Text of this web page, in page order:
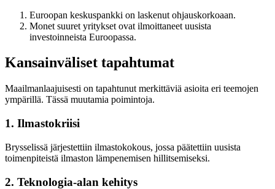
Euroopan keskuspankki on laskenut ohjauskorkoaan.
Monet suuret yritykset ovat ilmoittaneet uusista
investoinneista Euroopassa.
Kansainväliset tapahtumat
Maailmanlaajuisesti on tapahtunut merkittäviä asioita eri teemojen
ympärillä. Tässä muutamia poimintoja.
1. Ilmastokriisi
Brysselissä järjestettiin ilmastokokous, jossa päätettiin uusista
toimenpiteistä ilmaston lämpenemisen hillitsemiseksi.
2. Teknologia-alan kehitys